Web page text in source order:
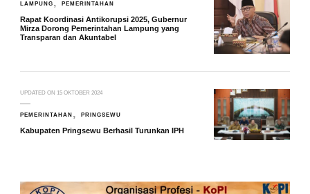
LAMPUNG PEMERINTAHAN
Rapat Koordinasi Antikorupsi 2025, Gubernur
Mirza Dorong Pemerintahan Lampung yang
Transparan dan Akuntabel
UPDATED ON 15 OKTOBER 2024
PEMERINTAHAN PRINGSEWU
Kabupaten Pringsewu Berhasil Turunkan IPH